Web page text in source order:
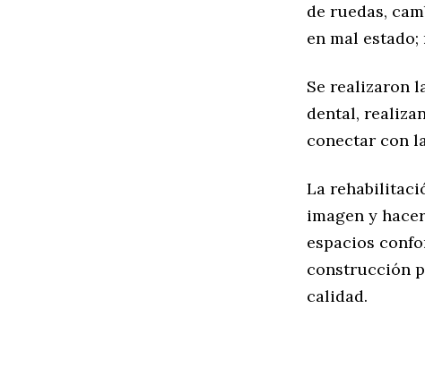
de ruedas,
en mal
Se realizaron
dental,
conectar con
La
imagen y
espacios
construcción
calidad.